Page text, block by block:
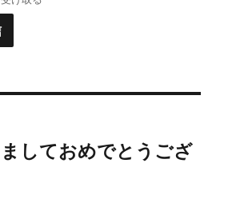
しておめでとうござ